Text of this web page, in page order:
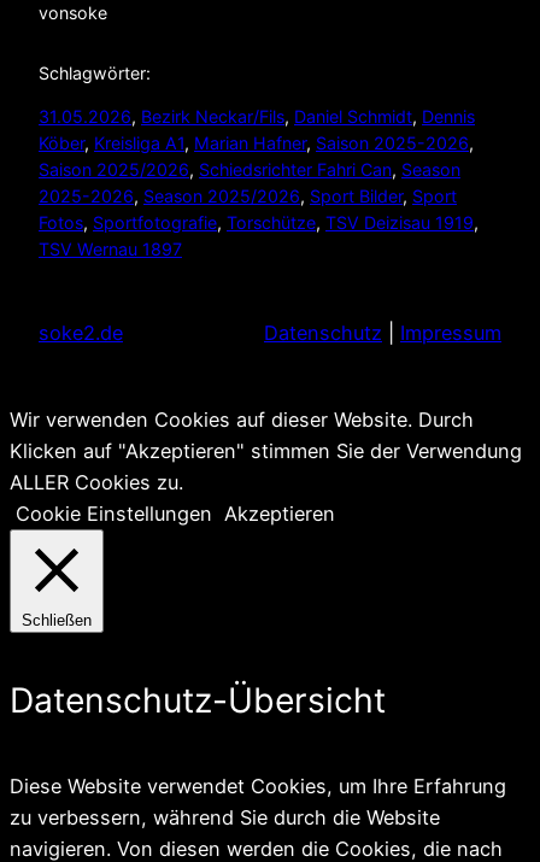
vonsoke
Schlagwörter:
31.05.2026, Bezirk Neckar/Fils, Daniel Schmidt, Dennis
Köber, Kreisliga A1, Marian Hafner, Saison 2025-2026
Saison 2025/2026, Schiedsrichter Fahri Can, Season
2025-2026, Season 2025/2026, Sport Bilder, Sport
Fotos, Sportfotografie, Torschütze, TSV Deizisau 1919
TSV Wernau 1897
soke2.de Datenschutz Impressum
Wir verwenden Cookies auf dieser Website. Durch
Klicken auf "Akzeptieren" stimmen Sie der Verwendung
ALLER Cookies zu.
Cookie Einstellungen Akzeptieren
Schließen
Datenschutz-Übersicht
Diese Website verwendet Cookies, um Ihre Erfahrung
zu verbessern, während Sie durch die Website
navigieren. Von diesen werden die Cookies, die nach